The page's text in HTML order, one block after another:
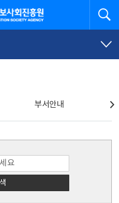
원
부서안내